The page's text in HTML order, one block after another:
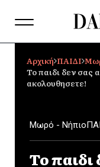
Αρχική ΠΑΙΔΙ
Το παιδι δεν σας
ακολουθησετε!
Μωρό - Νήπιο
Το παιδι